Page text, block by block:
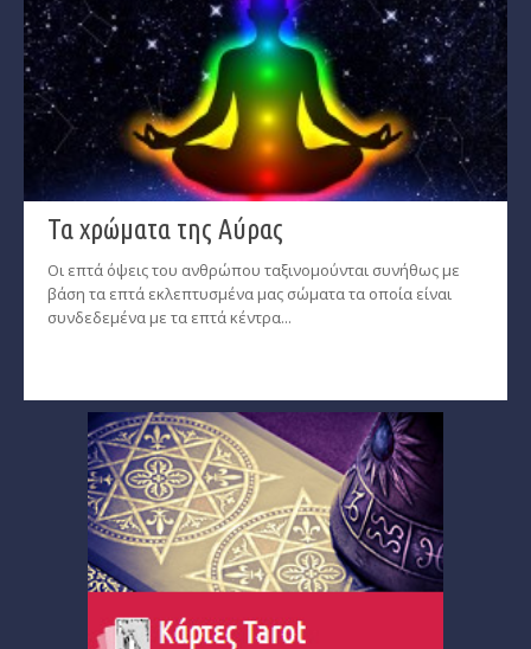
Τα χρώματα της Αύρας
Οι επτά όψεις του ανθρώπου ταξινομούνται συνήθως με
βάση τα επτά εκλεπτυσμένα μας σώματα τα οποία είναι
συνδεδεμένα με τα επτά κέντρα...